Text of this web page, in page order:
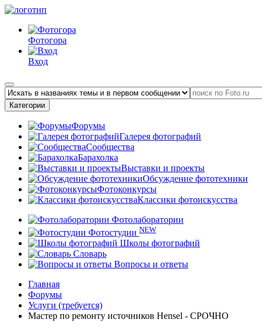
Фотогора
Вход
Категории
Форумы
Галерея фотографий
Сообщества
Барахолка
Выставки и проекты
Обсуждение фототехники
Фотоконкурсы
Классики фотоискусства
Фотолаборатории
Фотостудии NEW
Школы фотографий
Словарь
Вопросы и ответы
Главная
Форумы
Услуги (требуется)
Мастер по ремонту источников Hensel - СРОЧНО